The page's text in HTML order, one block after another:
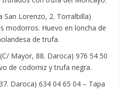
San Lorenzo, 2. Torralbilla)
modorros. Huevo en loncha de
de trufa.
Mayor, 88. Daroca) 976 54 50
de codorniz y trufa negra.
Daroca) 634 04 65 04 – Tapa